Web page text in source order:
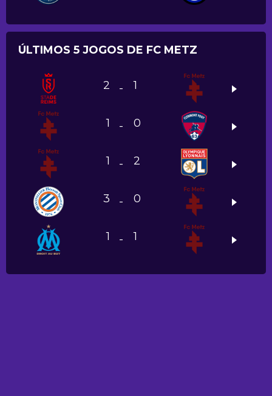
ÚLTIMOS 5 JOGOS DE FC METZ
2 - 1
1 - 0
1 - 2
3 - 0
1 - 1